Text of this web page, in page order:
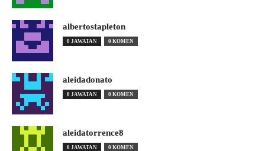
albertostapleton
0 JAWATAN 0 KOMEN
aleidadonato
0 JAWATAN 0 KOMEN
aleidatorrence8
0 JAWATAN 0 KOMEN